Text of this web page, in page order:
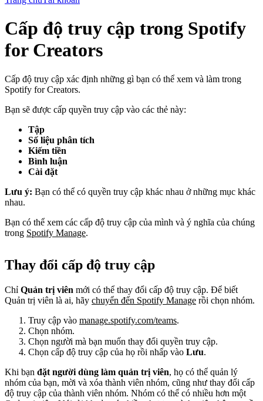
Cấp độ truy cập trong Spotify
for Creators
Cấp độ truy cập xác định những gì bạn có thể xem và làm trong
Spotify for Creators.
Bạn sẽ được cấp quyền truy cập vào các thẻ này:
Tập
Số liệu phân tích
Kiếm tiền
Bình luận
Cài đặt
Lưu ý: Bạn có thể có quyền truy cập khác nhau ở những mục khác
nhau.
Bạn có thể xem các cấp độ truy cập của mình và ý nghĩa của chúng
trong Spotify Manage.
Thay đổi cấp độ truy cập
Chỉ Quản trị viên mới có thể thay đổi cấp độ truy cập. Để biết
Quản trị viên là ai, hãy chuyển đến Spotify Manage rồi chọn nhóm.
Truy cập vào manage.spotify.com/teams.
Chọn nhóm.
Chọn người mà bạn muốn thay đổi quyền truy cập.
Chọn cấp độ truy cập của họ rồi nhấp vào Lưu.
Khi bạn đặt người dùng làm quản trị viên, họ có thể quản lý
nhóm của bạn, mời và xóa thành viên nhóm, cũng như thay đổi cấp
độ truy cập của thành viên nhóm. Nhóm có thể có nhiều hơn một